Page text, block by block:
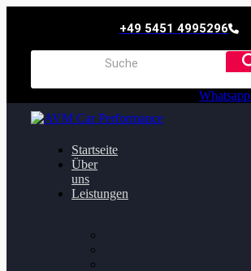
+49 5451 4995296
Whatsapp
Startseite
Über
uns
Leistungen